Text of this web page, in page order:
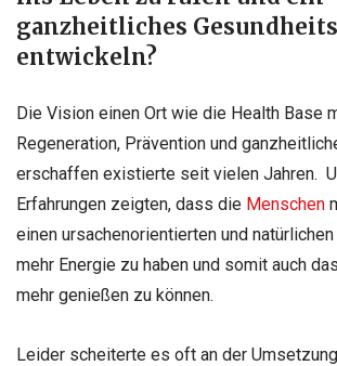
ganzheitliches
entwickeln?
Die Vision einen Ort wie die Health Base
Regeneration, Prävention und
erschaffen existierte seit vielen Jahren.
Erfahrungen zeigten, dass die Menschen
einen ursachenorientierten und
mehr Energie zu haben und somit auch
mehr genießen zu können.
Leider scheiterte es oft an der